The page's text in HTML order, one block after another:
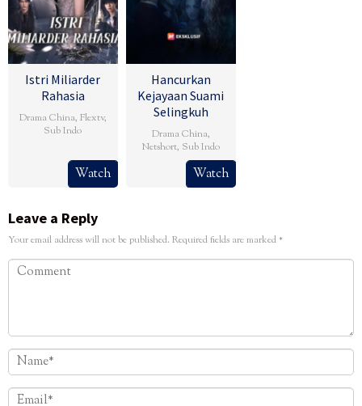
Istri Miliarder
Rahasia
Drama China, Flextv,
Sub Indo
Watch
Hancurkan
Kejayaan Suami
Selingkuh
Drama China,
Netshort, Sub Indo
Watch
Leave a Reply
Your email address will not be published. Required fields are marked*